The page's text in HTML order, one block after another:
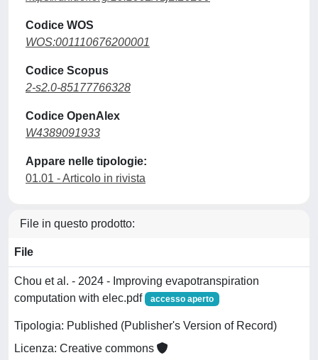
Codice WOS
WOS:001110676200001
Codice Scopus
2-s2.0-85177766328
Codice OpenAlex
W4389091933
Appare nelle tipologie:
01.01 - Articolo in rivista
File in questo prodotto:
File
Chou et al. - 2024 - Improving evapotranspiration
computation with elec.pdf
accesso aperto
Tipologia: Published (Publisher's Version of Record)
Licenza: Creative commons